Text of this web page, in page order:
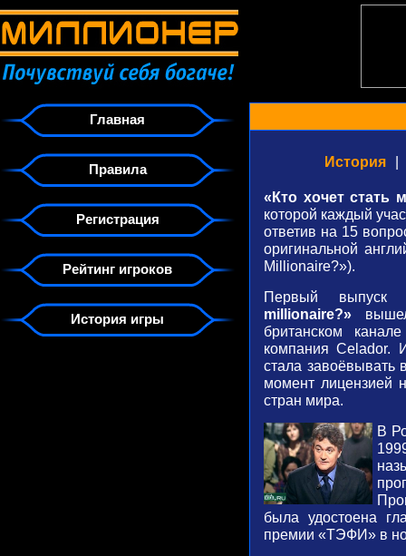
Главная
Правила
Регистрация
Рейтинг игроков
История игры
История |
«Кто хочет стать
которой каждый
ответив на 15
оригинальной
Millionaire?»).
Первый выпуск
millionaire?»
британском
компания Celador.
стала завоёвывать
момент лицензией
стран мира.
В
была удостоена
премии «ТЭФИ» в